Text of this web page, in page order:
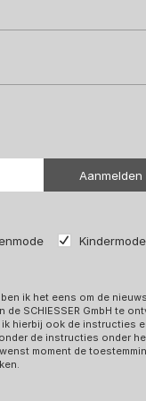
Aanmelden
Kindermode
ik het eens om de
SCHIESSER GmbH te
hierbij ook de instructies
de instructies onder
moment de